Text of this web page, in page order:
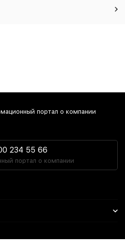
портал о компании
234 55 66
портал о компании